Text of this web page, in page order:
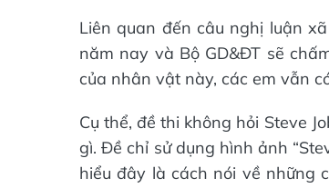
Liên quan đến câu nghị luận
năm nay và Bộ GD&ĐT sẽ
của nhân vật này, các em vẫn
Cụ thể, đề thi không hỏi Steve
gì. Đề chỉ sử dụng hình ảnh
hiểu đây là cách nói về những